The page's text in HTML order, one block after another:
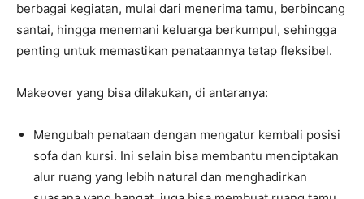
berbagai kegiatan, mulai dari menerima tamu, berbincang
santai, hingga menemani keluarga berkumpul, sehingga
penting untuk memastikan penataannya tetap fleksibel.
Makeover yang bisa dilakukan, di antaranya:
Mengubah penataan dengan mengatur kembali posisi
sofa dan kursi. Ini selain bisa membantu menciptakan
alur ruang yang lebih natural dan menghadirkan